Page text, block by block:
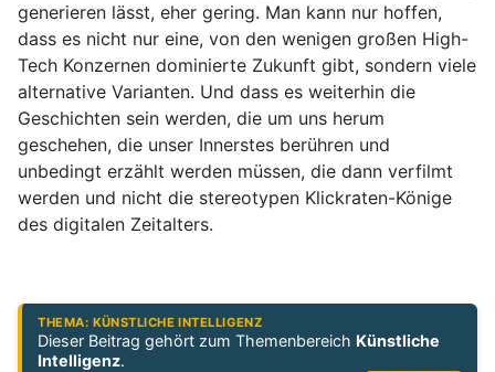
generieren lässt, eher gering. Man kann nur hoffen,
dass es nicht nur eine, von den wenigen großen High-
Tech Konzernen dominierte Zukunft gibt, sondern viele
alternative Varianten. Und dass es weiterhin die
Geschichten sein werden, die um uns herum
geschehen, die unser Innerstes berühren und
unbedingt erzählt werden müssen, die dann verfilmt
werden und nicht die stereotypen Klickraten-Könige
des digitalen Zeitalters.
THEMA: KÜNSTLICHE INTELLIGENZ
Dieser Beitrag gehört zum Themenbereich Künstliche
Intelligenz.